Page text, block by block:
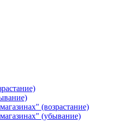
(возрастание)
(убывание)